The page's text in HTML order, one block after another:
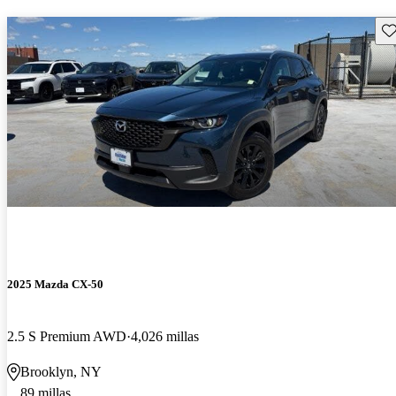
2025 Mazda CX-50
2.5 S Premium AWD 4,026 millas
Brooklyn, NY